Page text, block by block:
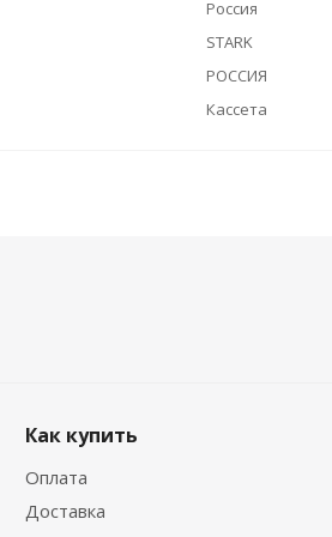
Россия
STARK
РОССИЯ
Кассета
Как купить
Оплата
Доставка